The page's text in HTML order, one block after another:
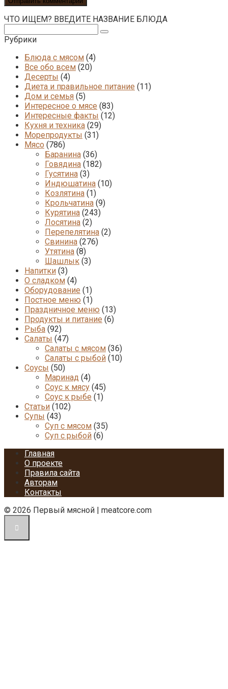
ЧТО ИЩЕМ? ВВЕДИТЕ НАЗВАНИЕ БЛЮДА
Рубрики
Блюда с мясом (4)
Все обо всем (20)
Десерты (4)
Диета и правильное питание (11)
Дом и семья (5)
Интересное о мясе (83)
Интересные факты (12)
Кухня и техника (29)
Морепродукты (31)
Мясо (786)
Баранина (36)
Говядина (182)
Гусятина (3)
Индюшатина (10)
Козлятина (1)
Крольчатина (9)
Курятина (243)
Лосятина (2)
Перепелятина (2)
Свинина (276)
Утятина (8)
Шашлык (3)
Напитки (3)
О сладком (4)
Оборудование (1)
Постное меню (1)
Праздничное меню (13)
Продукты и питание (6)
Рыба (92)
Салаты (47)
Салаты с мясом (36)
Салаты с рыбой (10)
Соусы (50)
Маринад (4)
Соус к мясу (45)
Соус к рыбе (1)
Статьи (102)
Супы (43)
Суп с мясом (35)
Суп с рыбой (6)
Главная
О проекте
Правила сайта
Авторам
Контакты
© 2026 Первый мясной | meatcore.com